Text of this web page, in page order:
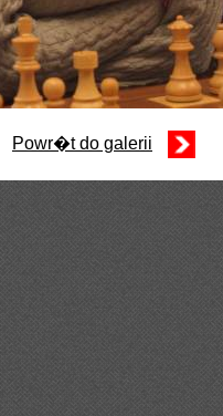
Powr�t do galerii